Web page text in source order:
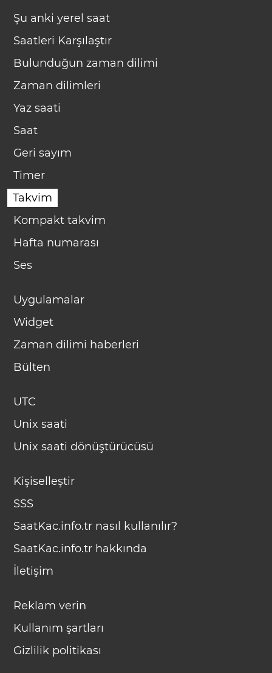
Şu anki yerel saat
Saatleri Karşılaştır
Bulunduğun zaman dilimi
Zaman dilimleri
Yaz saati
Saat
Geri sayım
Timer
Takvim
Kompakt takvim
Hafta numarası
Ses
Uygulamalar
Widget
Zaman dilimi haberleri
Bülten
UTC
Unix saati
Unix saati dönüştürücüsü
Kişiselleştir
SSS
SaatKac.info.tr nasıl kullanılır?
SaatKac.info.tr hakkında
İletişim
Reklam verin
Kullanım şartları
Gizlilik politikası